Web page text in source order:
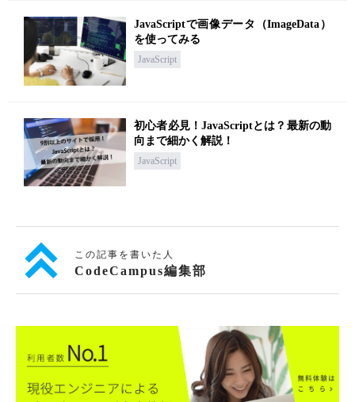
JavaScriptで画像データ（ImageData）
を使ってみる
JavaScript
初心者必見！JavaScriptとは？最新の動
向まで細かく解説！
JavaScript
この記事を書いた人
CodeCampus編集部